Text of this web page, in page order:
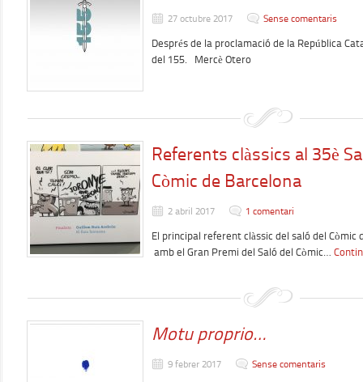
27 octubre 2017 Sense comentaris
Després de la proclamació de la República
del 155. Mercè Otero
Referents clàssics al 35è
Còmic de Barcelona
2 abril 2017 1 comentari
El principal referent clàssic del saló del Còmic
amb el Gran Premi del Saló del Còmic…
Motu proprio…
9 febrer 2017 Sense comentaris